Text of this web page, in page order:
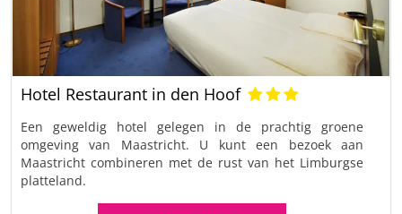
Hotel Restaurant in den Hoof
Een geweldig hotel gelegen in de prachtig groene
omgeving van Maastricht. U kunt een bezoek aan
Maastricht combineren met de rust van het Limburgse
platteland.